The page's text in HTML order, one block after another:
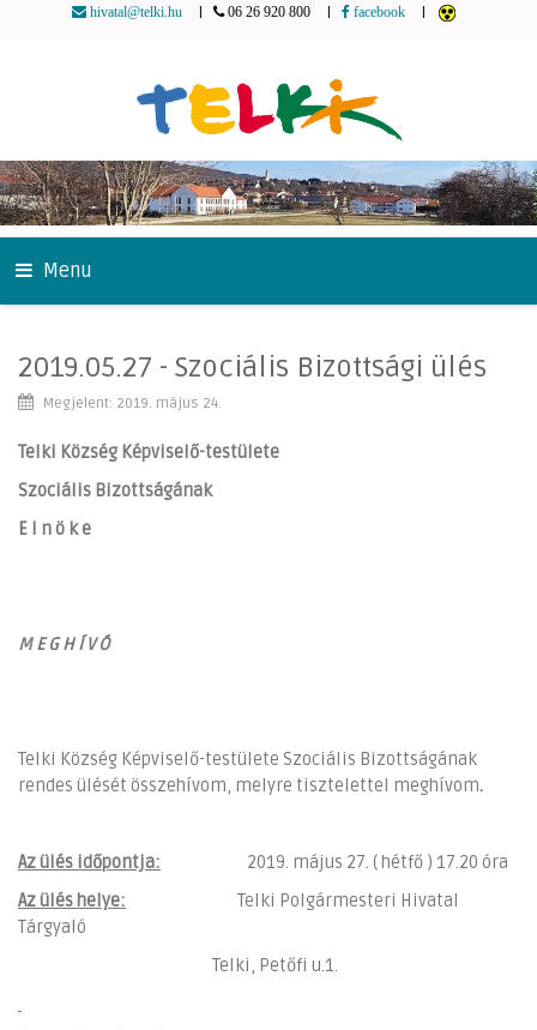
hivatal@telki.hu 06 26 920 800 facebook
Menu
2019.05.27 - Szociális Bizottsági ülés
Megjelent: 2019. május 24.
Telki Község Képviselő-testülete
Szociális Bizottságának
E l n ö k e
M E G H Í V Ó
Telki Község Képviselő-testülete Szociális Bizottságának
rendes ülését összehívom, melyre tisztelettel meghívom.
Az ülés időpontja: 2019. május 27. ( hétfő ) 17.20 óra
Az ülés helye: Telki Polgármesteri Hivatal
Tárgyaló
Telki, Petőfi u.1.